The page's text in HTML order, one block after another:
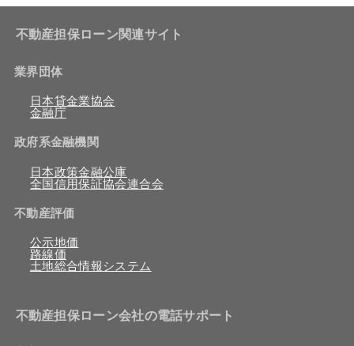
不動産担保ローン関連サイト
業界団体
日本貸金業協会
金融庁
政府系金融機関
日本政策金融公庫
全国信用保証協会連合会
不動産評価
公示地価
路線価
土地総合情報システム
不動産担保ローン会社の電話サポート